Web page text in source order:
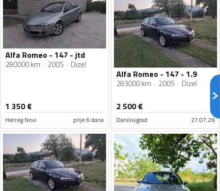
Alfa Romeo - 147 - jtd
280000 km 2005 Dizel
1 350€
Herceg Novi prije 6 dana
Alfa Romeo - 147 - 1.9
283000 km 2005 Dizel
2 500€
Danilovgrad 27.07.26